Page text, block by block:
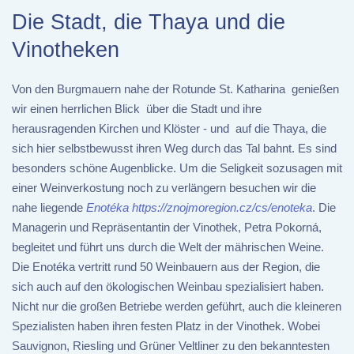
Die Stadt, die Thaya und die
Vinotheken
Von den Burgmauern nahe der Rotunde St. Katharina genießen
wir einen herrlichen Blick über die Stadt und ihre
herausragenden Kirchen und Klöster - und auf die Thaya, die
sich hier selbstbewusst ihren Weg durch das Tal bahnt. Es sind
besonders schöne Augenblicke. Um die Seligkeit sozusagen mit
einer Weinverkostung noch zu verlängern besuchen wir die
nahe liegende Enotéka https://znojmoregion.cz/cs/enoteka. Die
Managerin und Repräsentantin der Vinothek, Petra Pokorná,
begleitet und führt uns durch die Welt der mährischen Weine.
Die Enotéka vertritt rund 50 Weinbauern aus der Region, die
sich auch auf den ökologischen Weinbau spezialisiert haben.
Nicht nur die großen Betriebe werden geführt, auch die kleineren
Spezialisten haben ihren festen Platz in der Vinothek. Wobei
Sauvignon, Riesling und Grüner Veltliner zu den bekanntesten